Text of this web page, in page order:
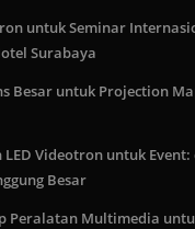
untuk Seminar
Surabaya
Besar untuk Projection
Videotron untuk Event:
Besar
Peralatan Multimedia